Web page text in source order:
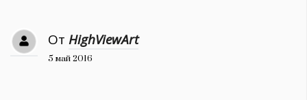
Дизайн
1272 От HighViewArt
5 май 2016